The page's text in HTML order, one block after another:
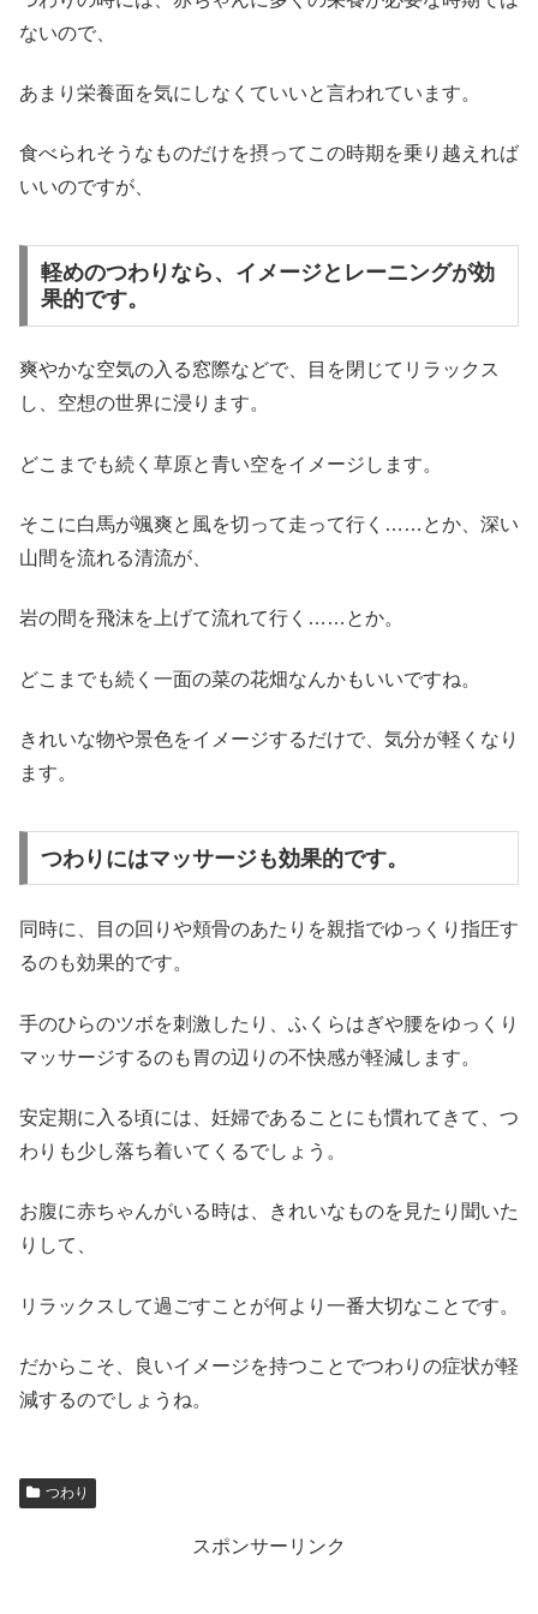
ないので、
あまり栄養面を気にしなくていいと言われています。
食べられそうなものだけを摂ってこの時期を乗り越えれば
いいのですが、
軽めのつわりなら、イメージとレーニングが効
果的です。
爽やかな空気の入る窓際などで、目を閉じてリラックス
し、空想の世界に浸ります。
どこまでも続く草原と青い空をイメージします。
そこに白馬が颯爽と風を切って走って行く……とか、深い
山間を流れる清流が、
岩の間を飛沫を上げて流れて行く……とか。
どこまでも続く一面の菜の花畑なんかもいいですね。
きれいな物や景色をイメージするだけで、気分が軽くなり
ます。
つわりにはマッサージも効果的です。
同時に、目の回りや頬骨のあたりを親指でゆっくり指圧す
るのも効果的です。
手のひらのツボを刺激したり、ふくらはぎや腰をゆっくり
マッサージするのも胃の辺りの不快感が軽減します。
安定期に入る頃には、妊婦であることにも慣れてきて、つ
わりも少し落ち着いてくるでしょう。
お腹に赤ちゃんがいる時は、きれいなものを見たり聞いた
りして、
リラックスして過ごすことが何より一番大切なことです。
だからこそ、良いイメージを持つことでつわりの症状が軽
減するのでしょうね。
つわり
スポンサーリンク